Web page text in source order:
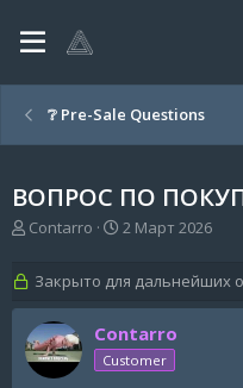
❔ Pre-Sale Questions
ВОПРОС ПО
А
о
р
т
е
м
Contarro
Д
а
н
а
ч
а
2 Март 2026
Закрыто для дальнейших
Contarro
Customer